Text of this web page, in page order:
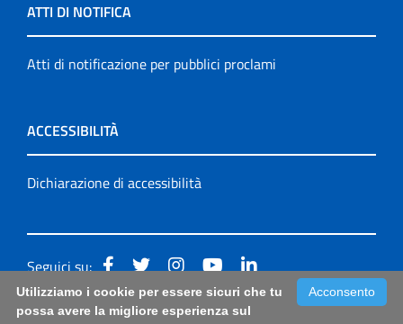
ATTI DI NOTIFICA
Atti di notificazione per pubblici proclami
ACCESSIBILITÀ
Dichiarazione di accessibilità
Seguici su:
Accessibilità: form di segnalazione di prima istanza per
Acconsento
Utilizziamo i cookie per essere sicuri che tu
possa avere la migliore esperienza sul